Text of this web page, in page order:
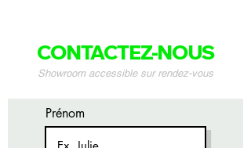
CONTACTEZ-NOUS
Showroom accessible sur rendez-vous
Prénom